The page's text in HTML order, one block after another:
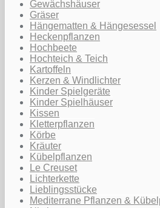
Gewächshäuser
Gräser
Hängematten & Hängesessel
Heckenpflanzen
Hochbeete
Hochteich & Teich
Kartoffeln
Kerzen & Windlichter
Kinder Spielgeräte
Kinder Spielhäuser
Kissen
Kletterpflanzen
Körbe
Kräuter
Kübelpflanzen
Le Creuset
Lichterkette
Lieblingsstücke
Mediterrane Pflanzen &